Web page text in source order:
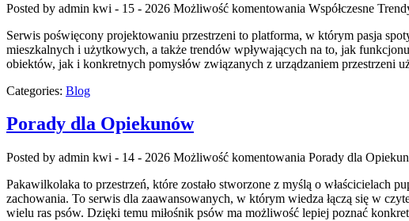
Posted by admin kwi - 15 - 2026 Możliwość komentowania Współczesne
Serwis poświęcony projektowaniu przestrzeni to platforma, w którym pasja
mieszkalnych i użytkowych, a także trendów wpływających na to, jak
obiektów, jak i konkretnych pomysłów związanych z urządzaniem
Categories: Blog
Porady dla Opiekunów
Posted by admin kwi - 14 - 2026 Możliwość komentowania Porady dla
Pakawilkolaka to przestrzeń, które zostało stworzone z myślą o
zachowania. To serwis dla zaawansowanych, w którym wiedza łączą się w
wielu ras psów. Dzięki temu miłośnik psów ma możliwość lepiej poznać